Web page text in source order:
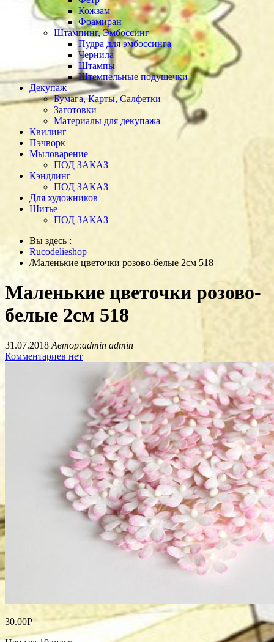
Кожзам
Фоамиран
Штампинг, Эмбоссинг
Пудра для эмбоссинга
Чернила
Штампы
Штемпельные подушечки
Декупаж
Бумага, Карты, Салфетки
Заготовки
Материалы для декупажа
Квилинг
Пэчворк
Мыловарение
ПОД ЗАКАЗ
Кэндлинг
ПОД ЗАКАЗ
Для художников
Шитье
ПОД ЗАКАЗ
Вы здесь :
Rucodelieshop
/Маленькие цветочки розово-белые 2см 518
Маленькие цветочки розово-
белые 2см 518
31.07.2018 Автор:admin admin
Комментариев нет
30.00Р